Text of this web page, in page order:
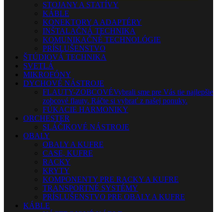
STOJANY A STATÍVY
KÁBLE
KONEKTORY A ADAPTÉRY
INŠTALAČNÁ TECHNIKA
KOMUNIKAČNÉ TECHNOLÓGIE
PRÍSLUŠENSTVO
ŠTÚDIOVÁ TECHNIKA
SVETLÁ
MIKROFÓNY
DYCHOVÉ NÁSTROJE
FLAUTY-ZOBCOVÉVybrali sme pre Vás tie najlepšie
zobcové flauty. Ráčte si vybrať z našej ponuky.
FÚKACIE HARMONIKY
ORCHESTER
SLÁČIKOVÉ NÁSTROJE
OBALY
OBALY A KUFRE
CASE, KUFRE
RACKY
KRYTY
KOMPONENTY PRE RACKY A KUFRE
TRANSPORTNÉ SYSTÉMY
PRÍSLUŠENSTVO PRE OBALY A KUFRE
KÁBLE